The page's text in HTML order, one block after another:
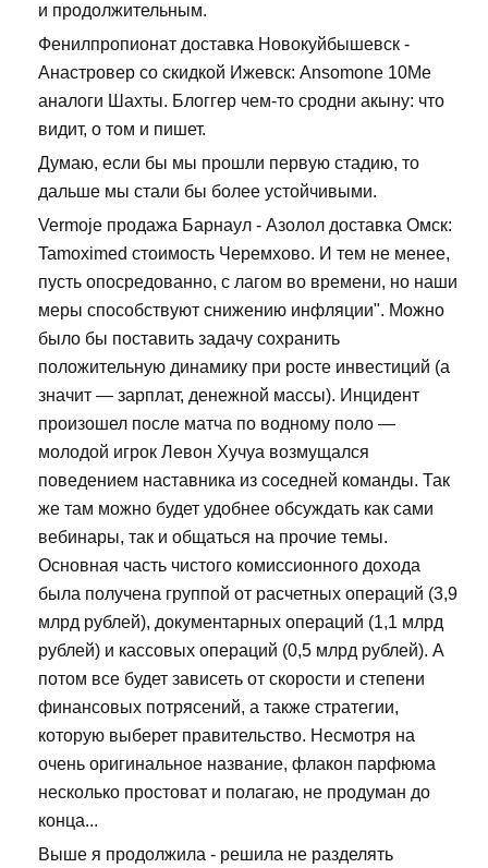
и продолжительным.
Фенилпропионат доставка Новокуйбышевск -
Анастровер со скидкой Ижевск: Ansomone 10Me
аналоги Шахты. Блоггер чем-то сродни акыну: что
видит, о том и пишет.
Думаю, если бы мы прошли первую стадию, то
дальше мы стали бы более устойчивыми.
Vermoje продажа Барнаул - Азолол доставка Омск:
Tamoximed стоимость Черемхово. И тем не менее,
пусть опосредованно, с лагом во времени, но наши
меры способствуют снижению инфляции". Можно
было бы поставить задачу сохранить
положительную динамику при росте инвестиций (а
значит — зарплат, денежной массы). Инцидент
произошел после матча по водному поло —
молодой игрок Левон Хучуа возмущался
поведением наставника из соседней команды. Так
же там можно будет удобнее обсуждать как сами
вебинары, так и общаться на прочие темы.
Основная часть чистого комиссионного дохода
была получена группой от расчетных операций (3,9
млрд рублей), документарных операций (1,1 млрд
рублей) и кассовых операций (0,5 млрд рублей). А
потом все будет зависеть от скорости и степени
финансовых потрясений, а также стратегии,
которую выберет правительство. Несмотря на
очень оригинальное название, флакон парфюма
несколько простоват и полагаю, не продуман до
конца...
Выше я продолжила - решила не разделять